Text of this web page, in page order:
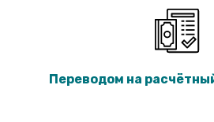
Переводом на